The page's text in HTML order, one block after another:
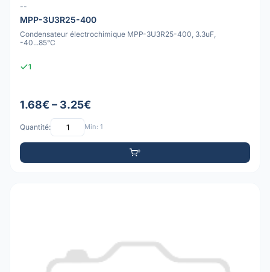
--
MPP-3U3R25-400
Condensateur électrochimique MPP-3U3R25-400, 3.3uF,
-40...85°C
1
1.68€ – 3.25€
Quantité: Min: 1